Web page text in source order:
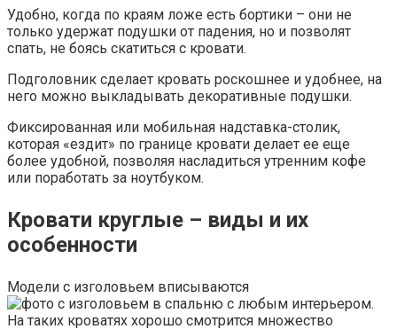
Удобно, когда по краям ложе есть бортики – они не
только удержат подушки от падения, но и позволят
спать, не боясь скатиться с кровати.
Подголовник сделает кровать роскошнее и удобнее, на
него можно выкладывать декоративные подушки.
Фиксированная или мобильная надставка-столик,
которая «ездит» по границе кровати делает ее еще
более удобной, позволяя насладиться утренним кофе
или поработать за ноутбуком.
Кровати круглые – виды и их
особенности
Модели с изголовьем вписываются
в спальню с любым интерьером.
На таких кроватях хорошо смотрится множество